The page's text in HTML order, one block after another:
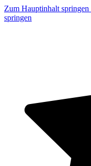
Zum Hauptinhalt springen
springen